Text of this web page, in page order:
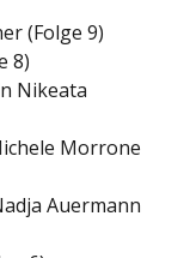
(Folge 9)
8)
Nikeata
Morrone
Auermann